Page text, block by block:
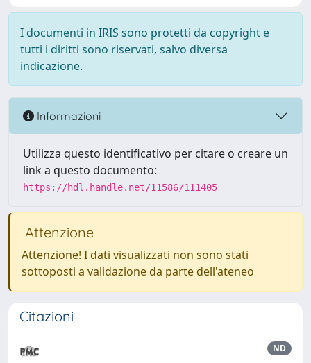
I documenti in IRIS sono protetti da copyright e
tutti i diritti sono riservati, salvo diversa
indicazione.
Informazioni
Utilizza questo identificativo per citare o creare un
link a questo documento:
https://hdl.handle.net/11586/111405
Attenzione
Attenzione! I dati visualizzati non sono stati
sottoposti a validazione da parte dell'ateneo
Citazioni
ND